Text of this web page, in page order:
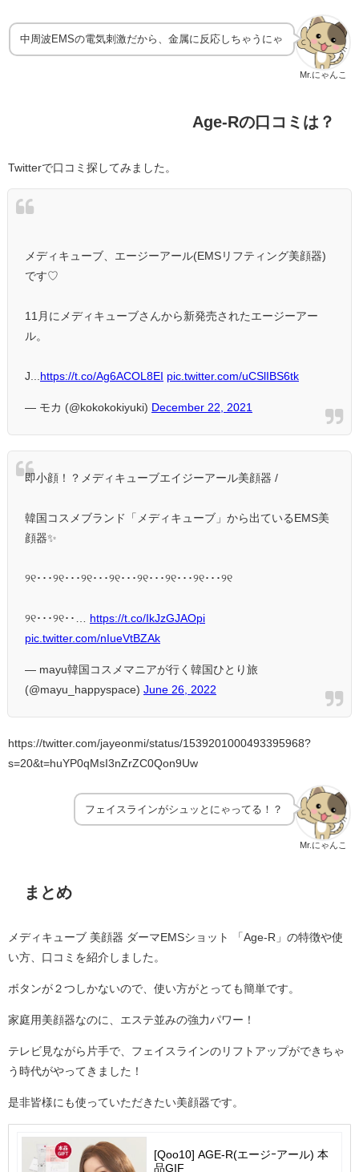
Mr.にゃんこ
中周波EMSの電気刺激だから、金属に反応しちゃうにゃ
Age-Rの口コミは？
Twitterで口コミ探してみました。
メディキューブ、エージーアール(EMSリフティング美顔器)
です♡
11月にメディキューブさんから新発売されたエージーアー
ル。
J... https://t.co/Ag6ACOL8EI pic.twitter.com/uCSlIBS6tk
— モカ (@kokokokiyuki) December 22, 2021
即小顔！？メディキューブエイジーアール美顔器 /
韓国コスメブランド「メディキューブ」から出ているEMS美
顔器✨
୨୧･･･୨୧･･･୨୧･･･୨୧･･･୨୧･･･୨୧･･･୨୧･･･୨୧
୨୧･･･୨୧･･… https://t.co/IkJzGJAOpi
pic.twitter.com/nIueVtBZAk
— mayu韓国コスメマニアが行く韓国ひとり旅
(@mayu_happyspace) June 26, 2022
https://twitter.com/jayeonmi/status/1539201000493395968?
s=20&t=huYP0qMsI3nZrZC0Qon9Uw
Mr.にゃんこ
フェイスラインがシュッとにゃってる！？
まとめ
メディキューブ 美顔器 ダーマEMSショット 「Age-R」の特徴や使
い方、口コミを紹介しました。
ボタンが２つしかないので、使い方がとっても簡単です。
家庭用美顔器なのに、エステ並みの強力パワー！
テレビ見ながら片手で、フェイスラインのリフトアップができちゃ
う時代がやってきました！
是非皆様にも使っていただきたい美顔器です。
[Qoo10] AGE-R(エージｰアール) 本
品GIF